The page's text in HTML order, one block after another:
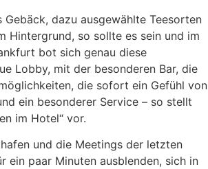
Gebäck, dazu ausgewählte Teesorten
Hintergrund, so sollte es sein und im
bot sich genau diese
Lobby, mit der besonderen Bar, die
die sofort ein Gefühl von
ein besonderer Service – so stellt
im Hotel“ vor.
und die Meetings der letzten
ein paar Minuten ausblenden, sich in